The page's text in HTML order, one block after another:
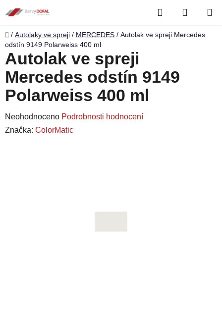
na
obsah
Hledat
KOŠÍK
Domů
/ Autolaky ve spreji / MERCEDES / Autolak ve spreji Mercedes
odstín 9149 Polarweiss 400 ml
Autolak ve spreji
Mercedes odstín 9149
Polarweiss 400 ml
Průměrné
hodnocení
Neohodnoceno Podrobnosti hodnocení
Značka: ColorMatic